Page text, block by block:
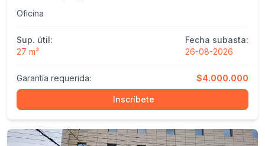
Oficina
Sup. útil:
27 m²
Fecha subasta:
26-08-2026
Garantía requerida: $4.000.000
Inscríbete